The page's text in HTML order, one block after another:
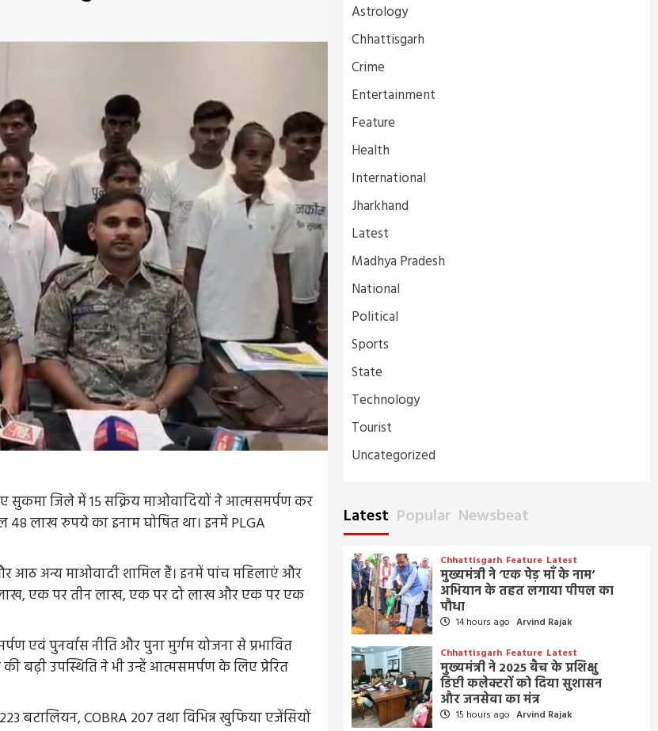
सुकमा जिले में 15 सक्रिय माओवादियों ने आत्मसमर्पण कर
लाख रुपये का इनाम घोषित था। इनमें PLGA
आठ अन्य माओवादी शामिल हैं। इनमें पांच महिलाएं और
एक पर तीन लाख, एक पर दो लाख और एक पर एक
एवं पुनर्वास नीति और पुना मुर्गम योजना से प्रभावित
बढ़ी उपस्थिति ने भी उन्हें आत्मसमर्पण के लिए प्रेरित
बटालियन, COBRA 207 तथा विभिन्न खुफिया एजेंसियों
Astrology
Chhattisgarh
Crime
Entertainment
Feature
Health
International
Jharkhand
Latest
Madhya Pradesh
National
Political
Sports
State
Technology
Tourist
Uncategorized
Latest Popular Newsbeat
Chhattisgarh Feature Latest
मुख्यमंत्री ने ‘एक पेड़ माँ के नाम’
अभियान के तहत लगाया पीपल का
पौधा
14 hours ago Arvind Rajak
Chhattisgarh Feature Latest
मुख्यमंत्री ने 2025 बैच के प्रशिक्षु
डिप्टी कलेक्टरों को दिया सुशासन
और जनसेवा का मंत्र
15 hours ago Arvind Rajak